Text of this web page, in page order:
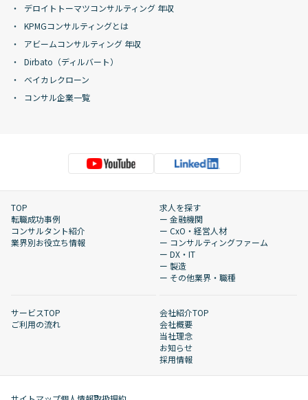
デロイトトーマツコンサルティング 年収
KPMGコンサルティングとは
アビームコンサルティング 年収
Dirbato（ディルバート）
ベイカレクローン
コンサル企業一覧
TOP
転職成功事例
コンサルタント紹介
業界別お役立ち情報
求人を探す
ー 金融機関
ー CxO・経営人材
ー コンサルティングファーム
ー DX・IT
ー 製造
ー その他業界・職種
サービスTOP
ご利用の流れ
会社紹介TOP
会社概要
当社理念
お知らせ
採用情報